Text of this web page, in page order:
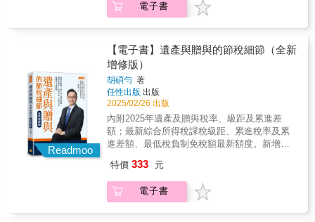
途，然而，回國重新就業後，卻逐漸啟發他的
「常識邏輯思考」潛能，對於日後工作上的空
思考&rarr;比較分析&rarr;檢討改善，成為作者
研究資訊／數據的三步曲，作者曾以此三步
曲，寫過《拒當下流老人的退休理財計劃》等4
本理財暢銷書，本書即是以常識邏輯思考，進
行比較分析，探討（人身）保險商品之必要性
與適用性。 & 本書帶你深入瞭解保單關鍵細
節！ 讓你不被當肥羊，能夠聰明買保險！ & 在
深入了解之後，作者發現許多投保人必須了解
的關鍵細節。 & 舉例來說，投資型保單有一個
內扣的費用，保險成本（簡單的說就是保險公
司用來支付理賠的費用）。它是直接由你的保
單帳戶價值中扣除。因此你很難察覺這筆支
出。如果你的保單帳戶價值，小於保險成本，
重視思考的邏輯。1985年在他35歲，因自感
「學然後而知不足」，乃決定放棄11年的工作
認為「工程師必須懂統計分析」，規定研究生
須到數學系修統計學課程，他選了一門統計分
析學（Statistical Analysis），上課第一天，教
授列了一些參考書籍，其中一本迄今仍記憶猶
新、受益無窮的書是：《How to Lie with
Statistics》（如何用統計學說謊）；這是一本
出版於1954年的小冊書，全書僅約150頁，共有
10個小單元，書中文圖並茂，列舉了許多玩弄
者2年的碩士學習生涯中，並未覺得該書有何用
「常識邏輯思考」潛能，對於日後工作上的空
調節能評估分析，有很大的幫助。因此，邏輯
思考&rarr;比較分析&rarr;檢討改善，成為作者
商時報、商業周刊、今周刊、鏡週刊、聯合新
稅的布局》 ◎退休金被騙去投資、假冒遠房親
戚來借錢……怎麼才能守住老本，安享晚年？
◎佳偶變怨偶，怎麼保住財產不被另一半奪
走？ ◎貸款去投資，賺錢又能節遺產稅。金額
沒算好，國稅局會追查。別以為「爭產」這件
事，只有身家上億的豪門才會發生，一般家庭
照樣會為了爭一塊地、一棟房甚至一張紙，為
了財產分配，親人變仇人。執業超過20年的信
達聯合會計師事務所所長胡碩勻，天天遇到這
類案例。這一回，他不只教你如何做好《節稅
享他自執業以來最多人問的兩大問題：「遺產
和贈與」的節稅細節。因為光懂法條沒有用，
你得了解其中的操作細節，財產怎麼贈，孩子
電子書
Readmoo
【電子書】遺產與贈與的節稅細節（全新
增修版）
胡碩勻 著
任性出版 出版
2025/02/26 出版
內附2025年遺產及贈與稅率、級距及累進差
額；最新綜合所得稅課稅級距、累進稅率及累
進差額、最低稅負制免稅額最新額度。新增囤
新算法。民視、東森、TVBS、ETtoday新聞
雲、遠見雜誌、天下、錢雜誌、經濟日報、工
商時報、商業周刊、今周刊、鏡週刊、聯合新
特價 333 元
電子書